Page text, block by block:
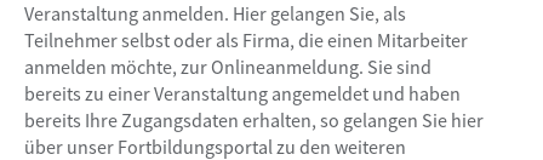
Veranstaltung anmelden. Hier gelangen Sie, als
Teilnehmer selbst oder als Firma, die einen Mitarbeiter
anmelden möchte, zur Onlineanmeldung. Sie sind
bereits zu einer Veranstaltung angemeldet und haben
bereits Ihre Zugangsdaten erhalten, so gelangen Sie hier
über unser Fortbildungsportal zu den weiteren